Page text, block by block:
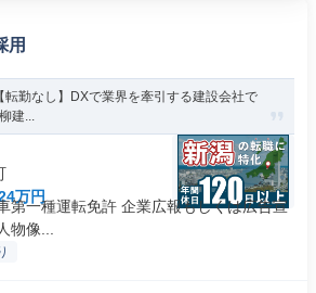
用
勤なし】DXで業界を牽引する建設会社で
建...
万円
第一種運転免許 企業広報もしくは広告宣
物像...